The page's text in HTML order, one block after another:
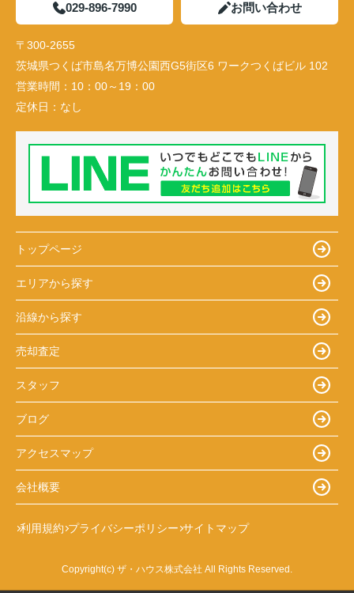
029-896-7990 お問い合わせ
〒300-2655
茨城県つくば市島名万博公園西G5街区6 ワークつくばビル 102
営業時間： 10：00～19：00
定休日： なし
トップページ
エリアから探す
沿線から探す
売却査定
スタッフ
ブログ
アクセスマップ
会社概要
利用規約 プライバシーポリシー サイトマップ
Copyright(c) ザ・ハウス株式会社 All Rights Reserved.